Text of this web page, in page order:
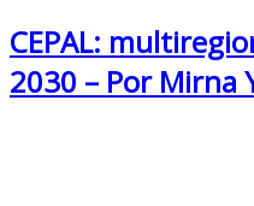
CEPAL:
2030 – Por Mirna